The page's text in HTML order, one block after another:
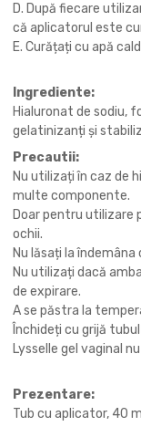
D. După fiecare
că aplicatorul este
E. Curățați cu apă
Ingrediente:
Hialuronat de sodiu,
gelatinizanți și
Precautii:
Nu utilizați în caz de
multe componente.
Doar pentru utilizare
ochii.
Nu lăsați la îndemâna
Nu utilizați dacă
de expirare.
A se păstra la
Închideți cu grijă
Lysselle gel vaginal
Prezentare:
Tub cu aplicator, 40 ml